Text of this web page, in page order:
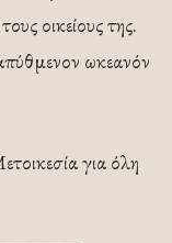
οικείους της.
ωκεανόν
για όλη